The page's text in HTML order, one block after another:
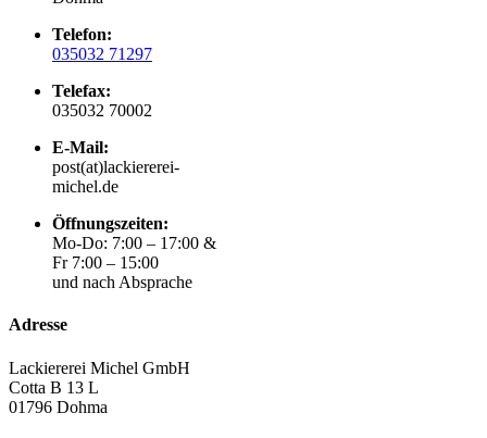
Telefon:
035032 71297
Telefax:
035032 70002
E-Mail:
post(at)lackiererei-
michel.de
Öffnungszeiten:
Mo-Do: 7:00 – 17:00 &
Fr 7:00 – 15:00
und nach Absprache
Adresse
Lackiererei Michel GmbH
Cotta B 13 L
01796 Dohma